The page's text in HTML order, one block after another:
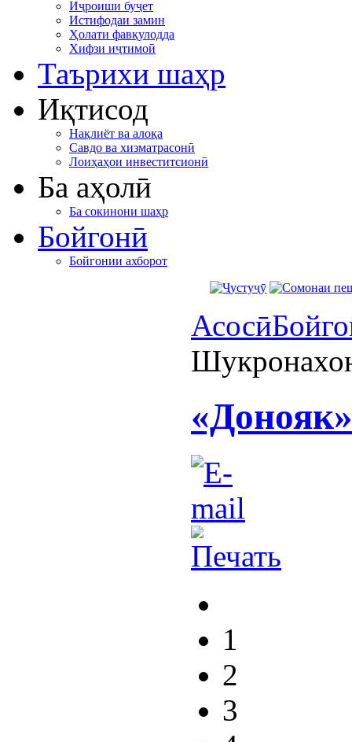
Иҷроиши буҷет
Истифодаи замин
Ҳолати фавқулодда
Хифзи иҷтимоӣ
Таърихи шаҳр
Иқтисод
Нақлиёт ва алоқа
Савдо ва хизматрасонӣ
Лоиҳаҳои инвеститсионӣ
Ба аҳолӣ
Ба сокинони шаҳр
Бойгонӣ
Бойгонии ахборот
Асосӣ
1
2
3